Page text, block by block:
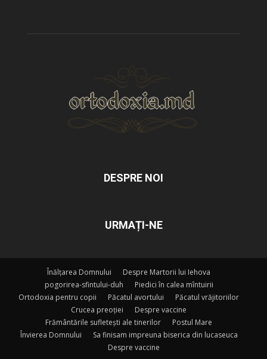
DESPRE NOI
URMAȚI-NE
Înălțarea Domnului
Despre Martorii lui Iehova
pogorirea-sfintului-duh
Piedici în calea mîntuirii
Ortodoxia pentru copii
Păcatul avortului
Păcatul vrăjitoriilor
Crucea preoției
Despre vaccine
Frământările sufletești ale tinerilor
Postul Mare
Învierea Domnului
Sa finisam impreuna biserica din lucaseuca
Despre vaccine